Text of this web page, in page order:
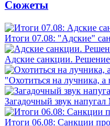
Сюжеты
Итоги 07.08: "Адские"
Адские санкции.
"Охотиться на лучника, а
Загадочный звук
Итоги 06.08: Санкции